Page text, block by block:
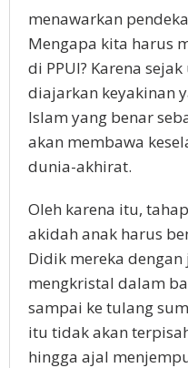
menawarkan
Mengapa kita harus
di PPUI? Karena
diajarkan keyakinan
Islam yang benar
akan membawa
dunia-akhirat.
Oleh karena itu,
akidah anak harus
Didik mereka
mengkristal dalam
sampai ke tulang
itu tidak akan
hingga ajal